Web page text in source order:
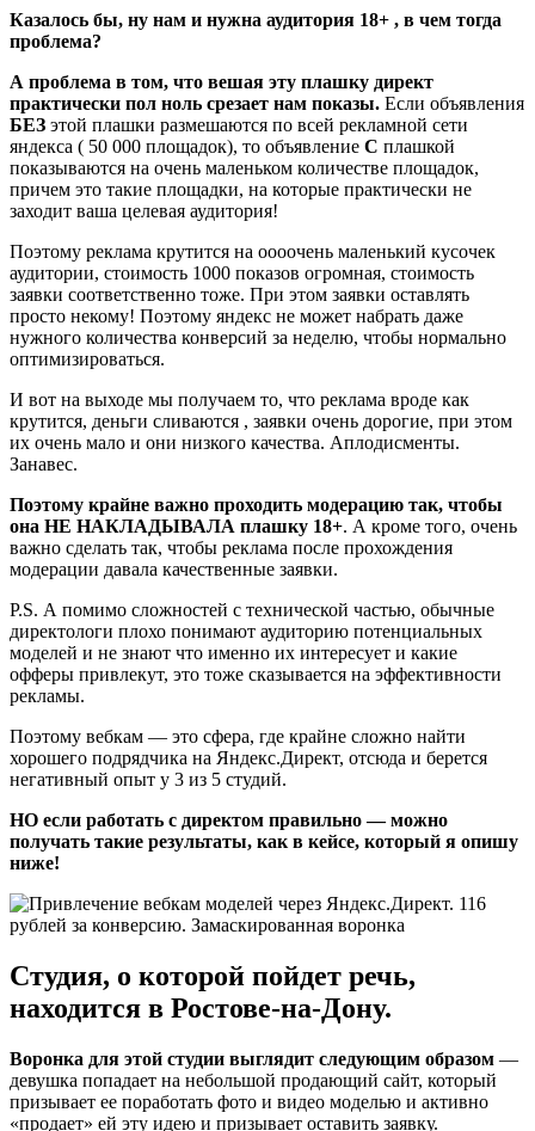
Казалось бы, ну нам и нужна аудитория 18+ , в чем тогда
проблема?
А проблема в том, что вешая эту плашку директ
практически пол ноль срезает нам показы. Если объявления
БЕЗ этой плашки размешаются по всей рекламной сети
яндекса ( 50 000 площадок), то объявление С плашкой
показываются на очень маленьком количестве площадок,
причем это такие площадки, на которые практически не
заходит ваша целевая аудитория!
Поэтому реклама крутится на оооочень маленький кусочек
аудитории, стоимость 1000 показов огромная, стоимость
заявки соответственно тоже. При этом заявки оставлять
просто некому! Поэтому яндекс не может набрать даже
нужного количества конверсий за неделю, чтобы нормально
оптимизироваться.
И вот на выходе мы получаем то, что реклама вроде как
крутится, деньги сливаются , заявки очень дорогие, при этом
их очень мало и они низкого качества. Аплодисменты.
Занавес.
Поэтому крайне важно проходить модерацию так, чтобы
она НЕ НАКЛАДЫВАЛА плашку 18+. А кроме того, очень
важно сделать так, чтобы реклама после прохождения
модерации давала качественные заявки.
P.S. А помимо сложностей с технической частью, обычные
директологи плохо понимают аудиторию потенциальных
моделей и не знают что именно их интересует и какие
офферы привлекут, это тоже сказывается на эффективности
рекламы.
Поэтому вебкам — это сфера, где крайне сложно найти
хорошего подрядчика на Яндекс.Директ, отсюда и берется
негативный опыт у 3 из 5 студий.
НО если работать с директом правильно — можно
получать такие результаты, как в кейсе, который я опишу
ниже!
Студия, о которой пойдет речь,
находится в Ростове-на-Дону.
Воронка для этой студии выглядит следующим образом —
девушка попадает на небольшой продающий сайт, который
призывает ее поработать фото и видео моделью и активно
«продает» ей эту идею и призывает оставить заявку.